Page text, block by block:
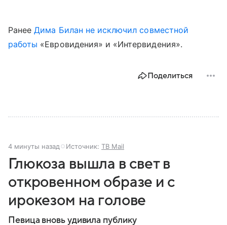
РанееДима Билан не исключил совместной
работы «Евровидения» и «Интервидения».
Поделиться
4 минуты назад Источник: ТВ Mail
Глюкоза вышла в свет в
откровенном образе и с
ирокезом на голове
Певица вновь удивила публику